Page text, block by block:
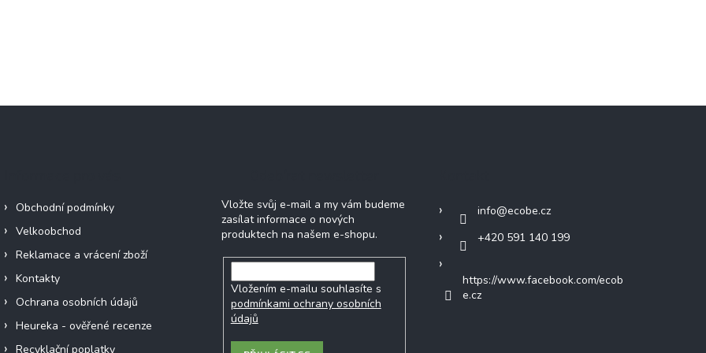
Obchodní podmínky
Velkoobchod
Reklamace a vrácení zboží
Kontakty
Ochrana osobních údajů
Heureka - ověřené recenze
Recyklační poplatky
Vložte svůj e-mail a my vám budeme
zasílat informace o nových
produktech na našem e-shopu.
Vložením e-mailu souhlasíte s
podmínkami ochrany osobních
údajů
info@ecobe.cz
+420 591 140 199
https://www.facebook.com/ecob
e.cz